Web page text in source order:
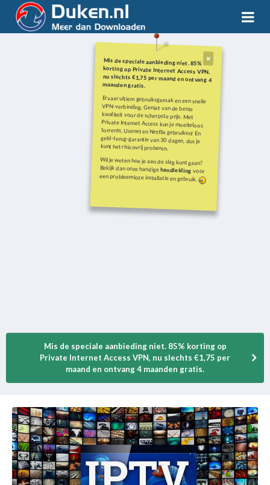
Mis de speciale aanbieding niet. 85%
korting op Private Internet Access VPN,
nu slechts €1,75 per maand en ontvang 4
maanden gratis.
Ervaar ultiem gebruiksgemak en een snelle
VPN-verbinding. Geniet van de beste
kwaliteit voor de scherpste prijs. Met
Private Internet Access kun je moeiteloos
torrents, Usenet en Netflix gebruiken! En
geld-terug-garantie van 30 dagen, dus je
kunt het risicovrij proberen.
Wil je weten hoe je aan de slag kunt gaan?
Bekijk dan onze handigehandleiding voor
een probleemloze installatie en gebruik.
Mis de speciale aanbieding niet. 85% korting op
Private Internet Access VPN, nu slechts €1,75 per
maand en ontvang 4 maanden gratis.